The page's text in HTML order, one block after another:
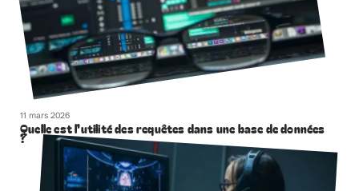
11 mars 2026
Quelle est l’utilité des requêtes dans une base de données
?